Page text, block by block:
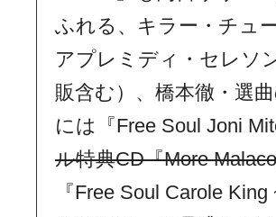
ふれる、キラー・チュ
アプレミディ・セレソ
販含む）、橋本徹・選
には『Free Soul Joni
ル特典CD『More
『Free Soul Carole